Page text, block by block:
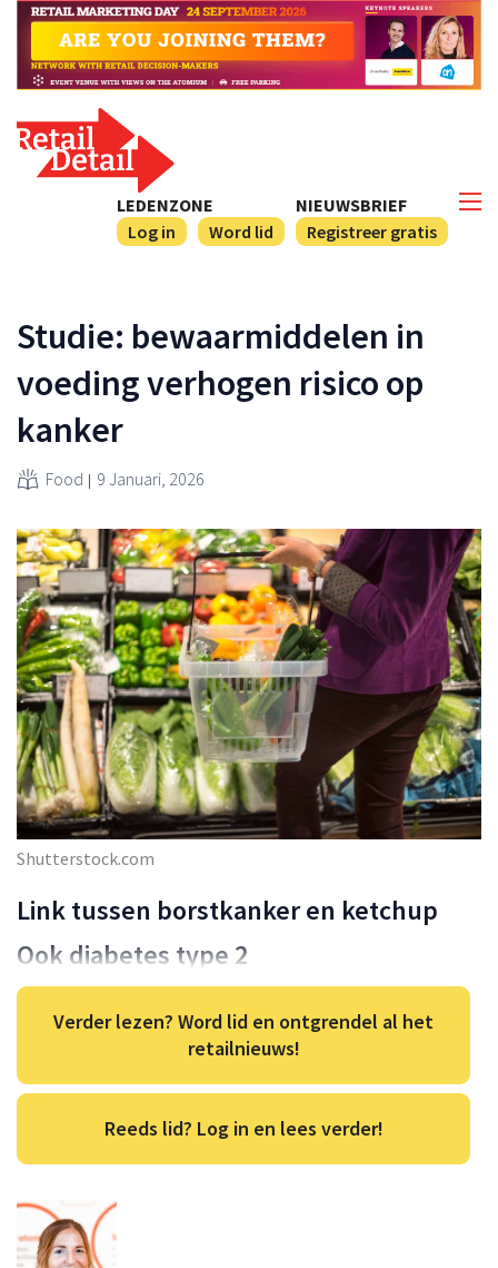
NIEUWSBRIEF
Registreer gratis
LEDENZONE
Log in
Word lid
Studie: bewaarmiddelen in
voeding verhogen risico op
kanker
Food 9 Januari, 2026
Shutterstock.com
Link tussen borstkanker en ketchup
Ook diabetes type 2
Verder lezen? Word lid en ontgrendel al het
retailnieuws!
Reeds lid? Log in en lees verder!